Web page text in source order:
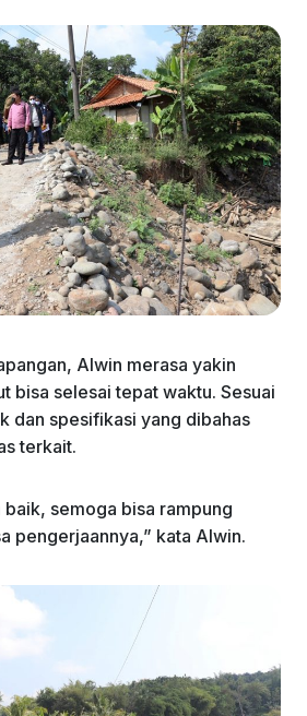
Alwin merasa yakin
bisa selesai tepat waktu. Sesuai
dan spesifikasi yang dibahas
terkait.
baik, semoga bisa rampung
pengerjaannya,” kata Alwin.